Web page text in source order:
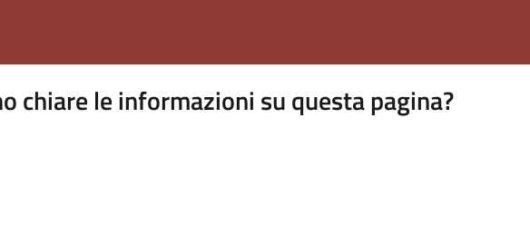
chiare le informazioni su questa pagina?